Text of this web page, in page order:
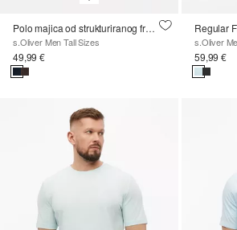
Polo majica od strukturiranog frotira
s.Oliver Men Tall Sizes
49,99 €
s.Oliver
59,99 €